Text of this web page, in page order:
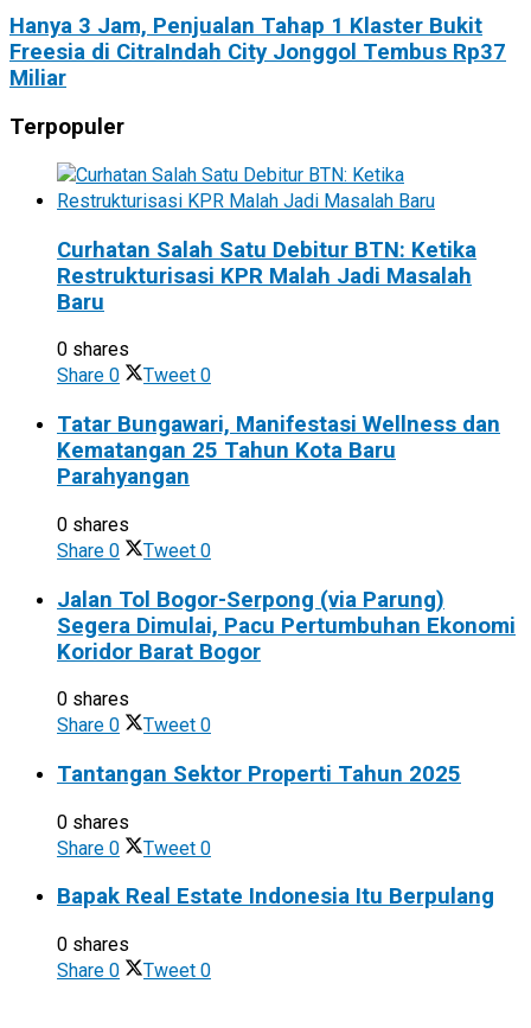
Hanya 3 Jam, Penjualan Tahap 1 Klaster Bukit
Freesia di CitraIndah City Jonggol Tembus Rp37
Miliar
Terpopuler
Curhatan Salah Satu Debitur BTN: Ketika
Restrukturisasi KPR Malah Jadi Masalah
Baru
0 shares
Share 0 Tweet 0
Tatar Bungawari, Manifestasi Wellness dan
Kematangan 25 Tahun Kota Baru
Parahyangan
0 shares
Share 0 Tweet 0
Jalan Tol Bogor-Serpong (via Parung)
Segera Dimulai, Pacu Pertumbuhan Ekonomi
Koridor Barat Bogor
0 shares
Share 0 Tweet 0
Tantangan Sektor Properti Tahun 2025
0 shares
Share 0 Tweet 0
Bapak Real Estate Indonesia Itu Berpulang
0 shares
Share 0 Tweet 0